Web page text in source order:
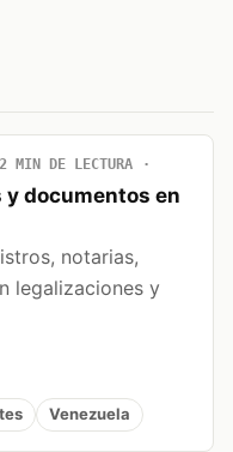
2 MIN DE LECTURA
y documentos en
notarias,
legalizaciones y
Venezuela